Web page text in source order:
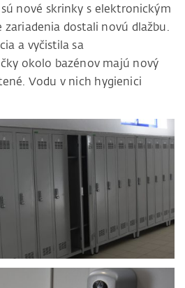
nové skrinky s elektronickým
zariadenia dostali novú dlažbu.
a vyčistila sa
okolo bazénov majú nový
Vodu v nich hygienici